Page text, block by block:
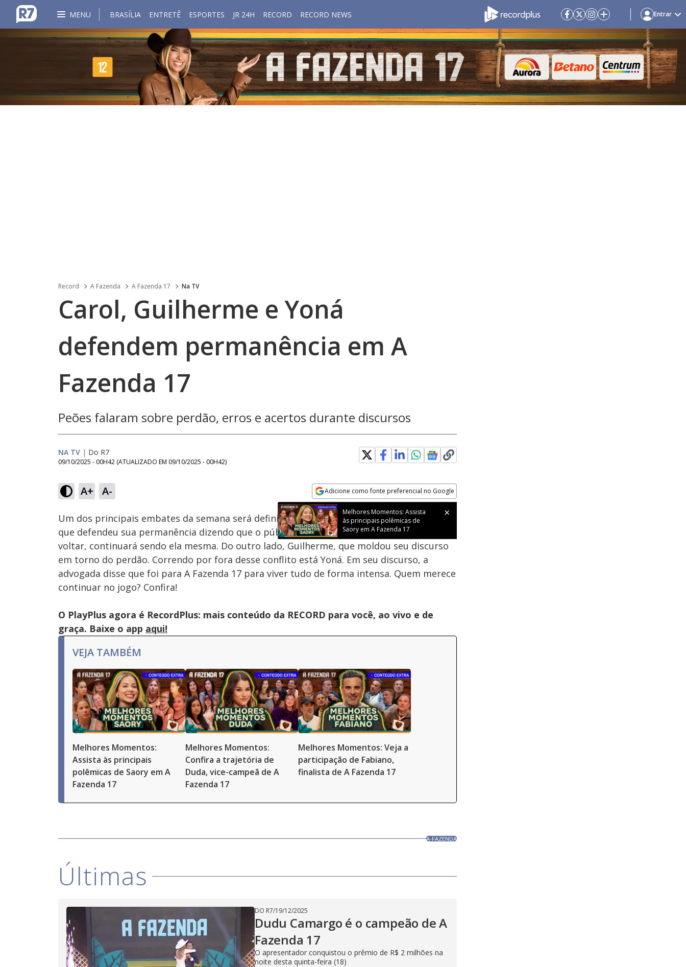
MENU BRASÍLIA ENTRETÊ ESPORTES JR 24H RECORD RECORD NEWS Entrar
Record A Fazenda A Fazenda 17 Na TV
Carol, Guilherme e Yoná
defendem permanência em A
Fazenda 17
Peões falaram sobre perdão, erros e acertos durante discursos
NA TV | Do R7
09/10/2025 - 00H42 (ATUALIZADO EM 09/10/2025 - 00H42)
A+ A- Adicione como fonte preferencial no Google
Opens in new window
Melhores Momentos: Assista
às principais polêmicas de
Saory em A Fazenda 17
Ativar
Som
Velocidade
Um dos principais embates da semana será definido, agora, na Roça! De um lado Carol,
que defendeu sua permanência dizendo que o público tem carinho por ela e que, se
voltar, continuará sendo ela mesma. Do outro lado, Guilherme, que moldou seu discurso
em torno do perdão. Correndo por fora desse conflito está Yoná. Em seu discurso, a
advogada disse que foi para A Fazenda 17 para viver tudo de forma intensa. Quem merece
continuar no jogo? Confira!
O PlayPlus agora é RecordPlus: mais conteúdo da RECORD para você, ao vivo e de
graça. Baixe o app aqui!
VEJA TAMBÉM
Melhores Momentos:
Assista às principais
polêmicas de Saory em A
Fazenda 17
Melhores Momentos:
Confira a trajetória de
Duda, vice-campeã de A
Fazenda 17
Melhores Momentos: Veja a
participação de Fabiano,
finalista de A Fazenda 17
A-FAZENDA
Últimas
DO R7/19/12/2025
Dudu Camargo é o campeão de A
Fazenda 17
O apresentador conquistou o prêmio de R$ 2 milhões na
noite desta quinta-feira (18)